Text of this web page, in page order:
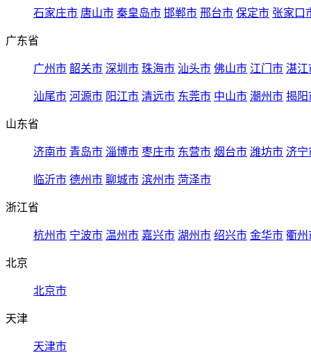
石家庄市 唐山市 秦皇岛市 邯郸市 邢台市 保定市 张家口
广东省
广州市 韶关市 深圳市 珠海市 汕头市 佛山市 江门市 湛江
汕尾市 河源市 阳江市 清远市 东莞市 中山市 潮州市 揭阳
山东省
济南市 青岛市 淄博市 枣庄市 东营市 烟台市 潍坊市 济宁
临沂市 德州市 聊城市 滨州市 菏泽市
浙江省
杭州市 宁波市 温州市 嘉兴市 湖州市 绍兴市 金华市 衢州
北京
北京市
天津
天津市